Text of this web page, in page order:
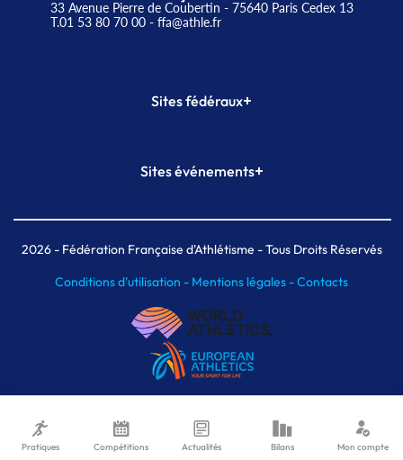
33 Avenue Pierre de Coubertin - 75640 Paris Cedex 13
T.01 53 80 70 00- ffa@athle.fr
Sites fédéraux+
Plateforme Formation
Sites événements+
Meeting de Paris indoor
MAIF Ekiden de Paris
2026- Fédération Française d'Athlétisme - Tous Droits Réservés
Conditions d'utilisation - Mentions légales -Contacts
Pratiques Compétitions Actualités Bilans Mon compte